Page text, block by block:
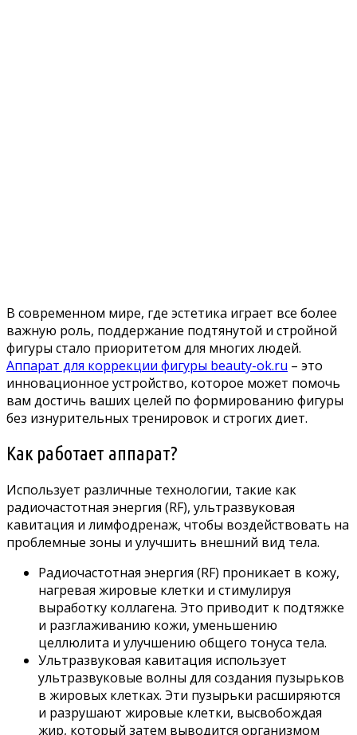
В современном мире, где эстетика играет все более
важную роль, поддержание подтянутой и стройной
фигуры стало приоритетом для многих людей.
Аппарат для коррекции фигуры beauty-ok.ru – это
инновационное устройство, которое может помочь
вам достичь ваших целей по формированию фигуры
без изнурительных тренировок и строгих диет.
Как работает аппарат?
Использует различные технологии, такие как
радиочастотная энергия (RF), ультразвуковая
кавитация и лимфодренаж, чтобы воздействовать на
проблемные зоны и улучшить внешний вид тела.
Радиочастотная энергия (RF) проникает в кожу,
нагревая жировые клетки и стимулируя
выработку коллагена. Это приводит к подтяжке
и разглаживанию кожи, уменьшению
целлюлита и улучшению общего тонуса тела.
Ультразвуковая кавитация использует
ультразвуковые волны для создания пузырьков
в жировых клетках. Эти пузырьки расширяются
и разрушают жировые клетки, высвобождая
жир, который затем выводится организмом